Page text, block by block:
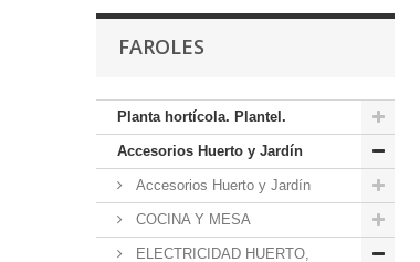
FAROLES
Planta hortícola. Plantel.
Accesorios Huerto y Jardín
Accesorios Huerto y Jardín
COCINA Y MESA
ELECTRICIDAD HUERTO,